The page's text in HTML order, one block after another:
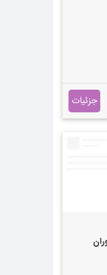
جزئیات